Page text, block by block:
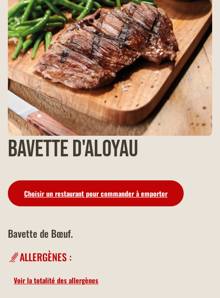
Bavette D'Aloyau
Choisir un restaurant pour commander à emporter
Bavette de Bœuf.
ALLERGÈNES :
Voir la totalité des allergènes